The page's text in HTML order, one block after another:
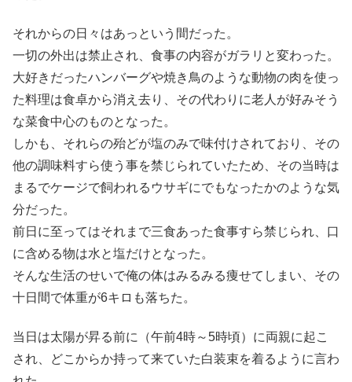
それからの日々はあっという間だった。
一切の外出は禁止され、食事の内容がガラリと変わった。
大好きだったハンバーグや焼き鳥のような動物の肉を使っ
た料理は食卓から消え去り、その代わりに老人が好みそう
な菜食中心のものとなった。
しかも、それらの殆どが塩のみで味付けされており、その
他の調味料すら使う事を禁じられていたため、その当時は
まるでケージで飼われるウサギにでもなったかのような気
分だった。
前日に至ってはそれまで三食あった食事すら禁じられ、口
に含める物は水と塩だけとなった。
そんな生活のせいで俺の体はみるみる痩せてしまい、その
十日間で体重が6キロも落ちた。
当日は太陽が昇る前に（午前4時～5時頃）に両親に起こ
され、どこからか持って来ていた白装束を着るように言わ